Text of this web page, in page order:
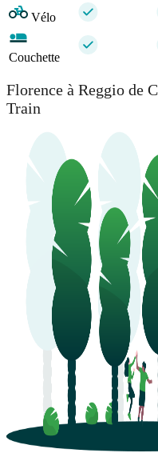
Vélo
Couchette
Florence à Reggio de
Train